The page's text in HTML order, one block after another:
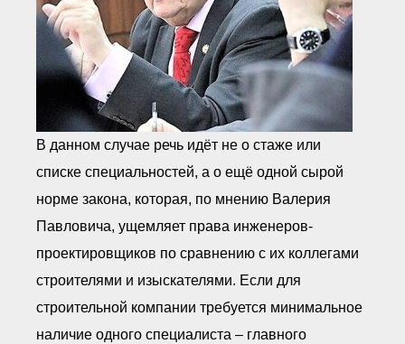
имеющих строительные
лаборатории
Архив реестров
Общественный контроль
Политика информационной
открытости
Антикоррупционная политика
Орган надзора
Охрана труда
Членство в НКО
Работа в Общественных советах
Законодательство РФ по
Повышение квалификации,
переподготовка
В данном случае речь идёт не о стаже или
списке специальностей, а о ещё одной сырой
норме закона, которая, по мнению Валерия
Павловича, ущемляет права инженеров-
проектировщиков по сравнению с их коллегами
строителями и изыскателями. Если для
строительной компании требуется минимальное
наличие одного специалиста – главного